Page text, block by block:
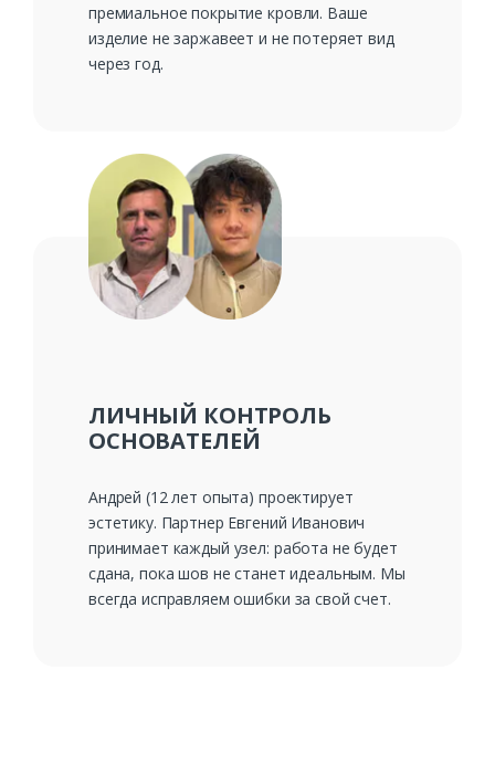
премиальное покрытие кровли. Ваше
изделие не заржавеет и не потеряет вид
через год.
ЛИЧНЫЙ КОНТРОЛЬ
ОСНОВАТЕЛЕЙ
Андрей (12 лет опыта) проектирует
эстетику. Партнер Евгений Иванович
принимает каждый узел: работа не будет
сдана, пока шов не станет идеальным. Мы
всегда исправляем ошибки за свой счет.